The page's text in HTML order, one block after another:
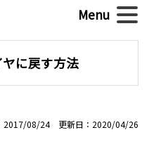
に戻す方法
2017/08/24 更新日：2020/04/26